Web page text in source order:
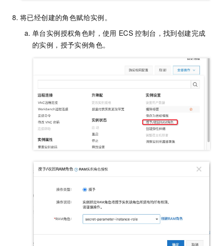
将已经创建的角色赋给实例。
单台实例授权角色时，使用 ECS 控制台，找到创建完成
的实例，授予实例角色。